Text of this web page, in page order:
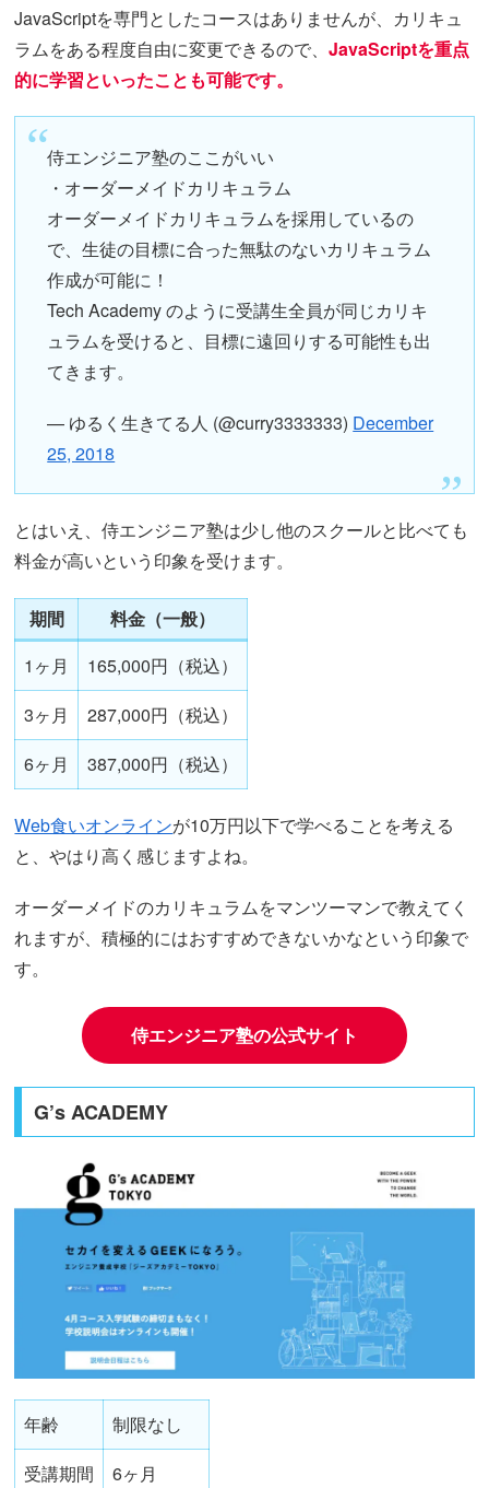
JavaScriptを専門としたコースはありませんが、カリキュ
ラムをある程度自由に変更できるので、JavaScriptを重点
的に学習といったことも可能です。
侍エンジニア塾のここがいい
・オーダーメイドカリキュラム
オーダーメイドカリキュラムを採用しているの
で、生徒の目標に合った無駄のないカリキュラム
作成が可能に！
Tech Academy のように受講生全員が同じカリキ
ュラムを受けると、目標に遠回りする可能性も出
てきます。
— ゆるく生きてる人 (@curry3333333) December
25, 2018
とはいえ、侍エンジニア塾は少し他のスクールと比べても
料金が高いという印象を受けます。
期間
料金（一般）
1ヶ月
165,000円（税込）
3ヶ月
287,000円（税込）
6ヶ月
387,000円（税込）
Web食いオンラインが10万円以下で学べることを考える
と、やはり高く感じますよね。
オーダーメイドのカリキュラムをマンツーマンで教えてく
れますが、積極的にはおすすめできないかなという印象で
す。
侍エンジニア塾の公式サイト
G’s ACADEMY
年齢
制限なし
受講期間
6ヶ月